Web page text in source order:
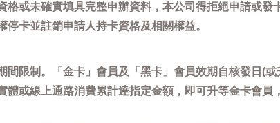
格或未確實填具完整申辦資料，本公司得拒絕申請或
停卡並註銷申請人持卡資格及相關權益。
間限制。「金卡」會員及「黑卡」會員效期自核發日(
體或線上通路消費累計達指定金額，即可升等金卡會